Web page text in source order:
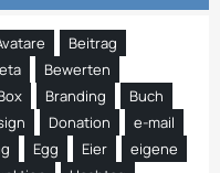
Beitrag
Bewerten
Branding
Buch
Donation
e-mail
Egg Eier
eigene